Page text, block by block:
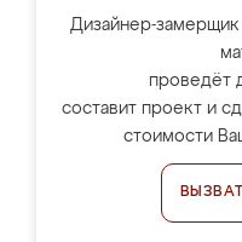
Дизайнер-
проведёт
составит проект и
стоимости